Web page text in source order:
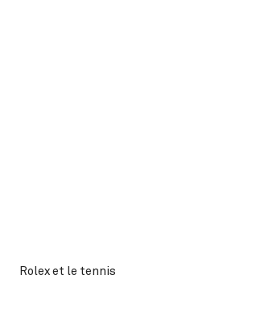
Rolex et le tennis